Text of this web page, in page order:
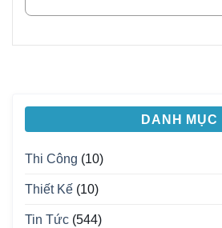
DANH MỤC
Thi Công (10)
Thiết Kế (10)
Tin Tức (544)